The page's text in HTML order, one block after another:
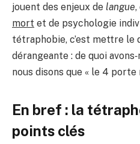
jouent des enjeux de langue,
mort et de psychologie
tétraphobie, c’est mettre le
dérangeante : de quoi
nous disons que « le 4 porte
En bref : la
points clés